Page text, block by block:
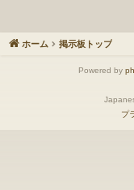
ホーム 掲示板トップ
Powered by
プ